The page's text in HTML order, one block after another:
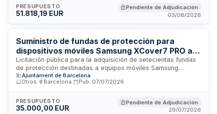
imprescindibles para garantizar la seguridad e integridad
física de los agentes en el ejercicio de sus funciones,
riesgo frente a agresiones con armas de fuego o armas
blancas. El contrato tiene duración de cuatro años y se
estructura en dos lotes independientes.
PRESUPUESTO
51.818,19 EUR
Pendiente de Adjudicación
03/08/2026
Suministro de fundas de protección para
dispositivos móviles Samsung XCover7 PRO a la
Generalitat de Catalunya
Licitación pública para la adquisición de setecientas fundas
de protección destinadas a equipos móviles Samsung
XCover7 PRO. El contrato, de naturaleza administrativa de
suministros, se somete a la legislación de contratación
través del Departament de Recursos Materials, busca
proveedores capacitados en la distribución de accesorios
Ajuntament de Barcelona
Otros
Barcelona Pub. 07/07/2026
PRESUPUESTO
35.000,00 EUR
Pendiente de Adjudicación
29/07/2026